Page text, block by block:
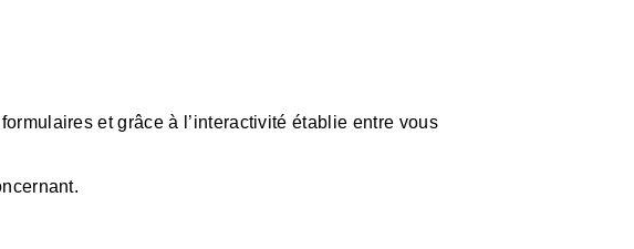
et grâce à l’interactivité établie entre vous